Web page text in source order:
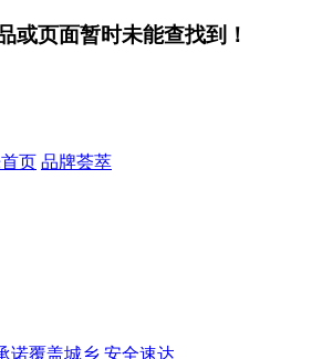
或页面暂时未能查找到！
页 品牌荟萃
诺覆盖城乡 安全速达